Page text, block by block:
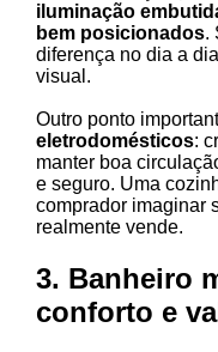
iluminação
bem posicionados.
diferença no dia a
visual.
Outro ponto
eletrodomésticos:
manter boa
e seguro. Uma
comprador imaginar
realmente vende.
3. Banheiro
conforto e